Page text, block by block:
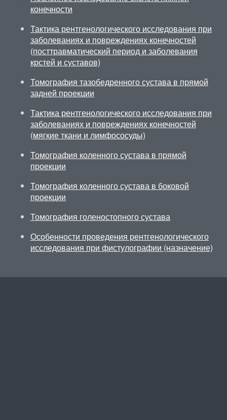
конечности
Тактика рентгенологического исследования при
заболеваниях и повреждениях конечностей
(посттравматический период и заболевания
крстей и суставов)
Томография тазобедренного сустава в прямой
задней проекции
Тактика рентгенологического исследования при
заболеваниях и повреждениях конечностей
(мягкие ткани и лимфососуды)
Томография коленного сустава в прямой
проекции
Томография коленного сустава в боковой
проекции
Томография голеностопного сустава
Особенности проведения рентгенологического
исследования при фистулографии (назначение)